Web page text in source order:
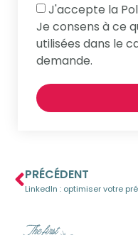
J'accepte la
Je consens à ce
utilisées dans le
demande.
PRÉCÉDENT